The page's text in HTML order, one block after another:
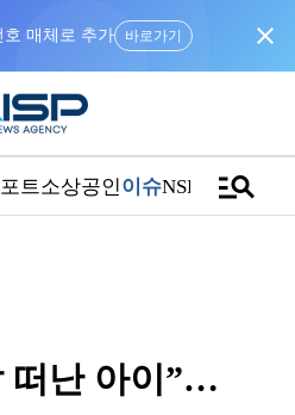
호 매체로 추가 바로가기 close
트소상공인이슈NSPTVmanage_search
떠난 아이”…